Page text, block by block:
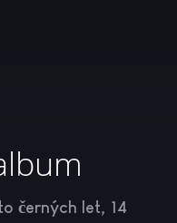
černých let, 14